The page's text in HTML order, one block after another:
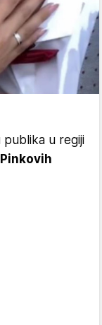
publika u regiji
Pinkovih